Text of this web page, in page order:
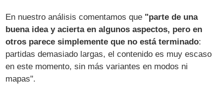
En nuestro análisis comentamos que "parte de una
buena idea y acierta en algunos aspectos, pero en
otros parece simplemente que no está terminado:
partidas demasiado largas, el contenido es muy escaso
en este momento, sin más variantes en modos ni
mapas".